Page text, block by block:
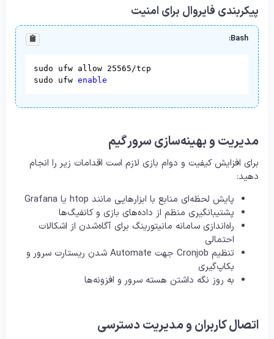
پیکربندی فایروال برای امنیت
Bash:
sudo ufw allow 25565/tcp
sudo ufw enable
مدیریت و بهینه‌سازی سرور گیم
برای افزایش کیفیت و دوام بازی لازم است اقدامات زیر را انجام
دهید:
پایش لحظه‌ای منابع با ابزارهایی مانند htop یا Grafana
پشتیبانگیری منظم از داده‌های بازی و کانفیگ‌ها
راه‌اندازی سامانه مانیتورینگ برای آگاه‌شدن از اشکالات
احتمالی
تنظیم Cronjob جهت Automate شدن ریستارت سرور و
بکاپ‌گیری
به روز نگه داشتن هسته سرور و افزونه‌ها
اتصال کاربران و مدیریت دسترسی